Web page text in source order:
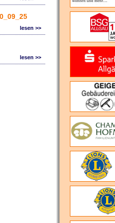
lesen >>
lesen >>